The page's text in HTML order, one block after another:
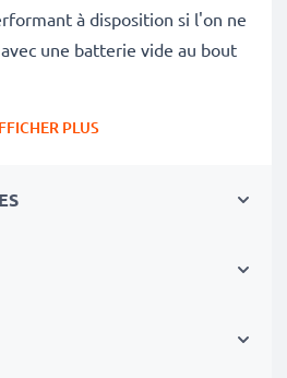
à disposition si l'on ne
une batterie vide au bout
que lors que vous utilisiez
peu? Cela provient
PLUS